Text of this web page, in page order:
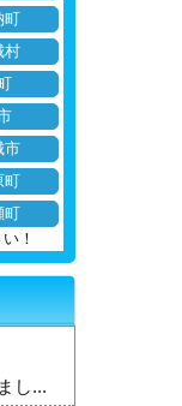
町
村
市
町
町
！
し...